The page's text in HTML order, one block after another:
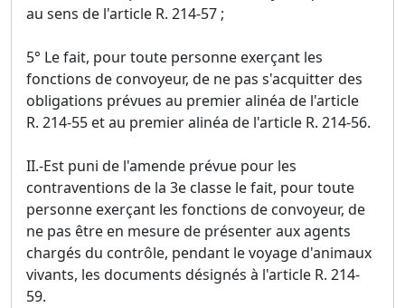
au sens de l'article R. 214-57 ;
5° Le fait, pour toute personne exerçant les
fonctions de convoyeur, de ne pas s'acquitter des
obligations prévues au premier alinéa de l'article
R. 214-55 et au premier alinéa de l'article R. 214-56.
II.-Est puni de l'amende prévue pour les
contraventions de la 3e classe le fait, pour toute
personne exerçant les fonctions de convoyeur, de
ne pas être en mesure de présenter aux agents
chargés du contrôle, pendant le voyage d'animaux
vivants, les documents désignés à l'article R. 214-
59.